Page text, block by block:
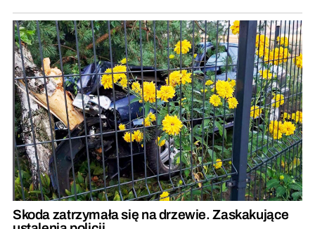
Skoda zatrzymała się na drzewie. Zaskakujące